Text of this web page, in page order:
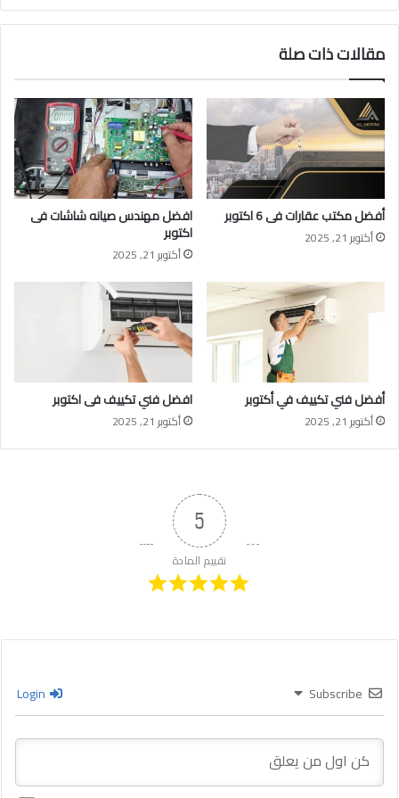
مقالات ذات صلة
أفضل مكتب عقارات فى 6 اكتوبر
أكتوبر 21, 2025
افضل مهندس صيانه شاشات فى
اكتوبر
أكتوبر 21, 2025
أفضل فني تكييف في أكتوبر
أكتوبر 21, 2025
افضل فني تكييف فى اكتوبر
أكتوبر 21, 2025
5
تقييم المادة
Subscribe